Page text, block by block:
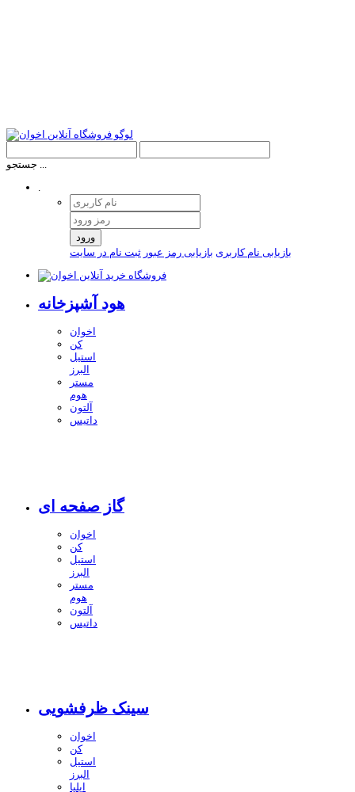
جستجو ...
.
ورود
بازیابی نام کاربری بازیابی رمز عبور ثبت نام در سایت
هود آشپزخانه
اخوان
کن
استیل
البرز
مستر
هوم
آلتون
داتیس
گاز صفحه ای
اخوان
کن
استیل
البرز
مستر
هوم
آلتون
داتیس
سینک ظرفشویی
اخوان
کن
استیل
البرز
ایلیا